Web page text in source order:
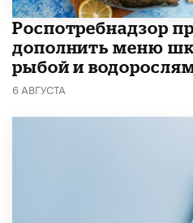
Роспотребнадзор
дополнить меню
рыбой и
6 АВГУСТА